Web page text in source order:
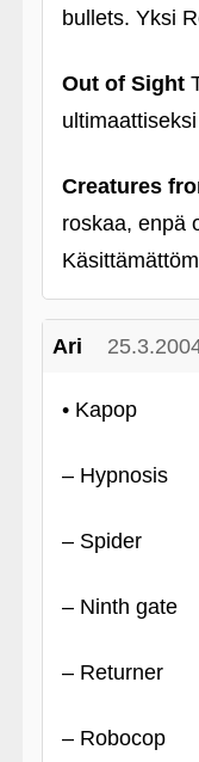
bullets. Yksi
Out of Sight
Creatures
roskaa, enpä
Ari
• Kapop
– Hypnosis
– Spider
– Ninth gate
– Returner
– Robocop